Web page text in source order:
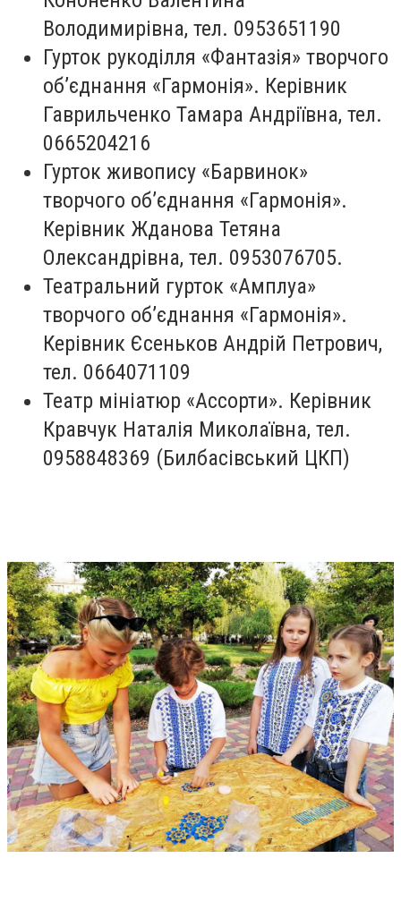
Володимирівна, тел. 0953651190
Гурток рукоділля «Фантазія» творчого
об’єднання «Гармонія». Керівник
Гаврильченко Тамара Андріївна, тел.
0665204216
Гурток живопису «Барвинок»
творчого об’єднання «Гармонія».
Керівник Жданова Тетяна
Олександрівна, тел. 0953076705.
Театральний гурток «Амплуа»
творчого об’єднання «Гармонія».
Керівник Єсеньков Андрій Петрович,
тел. 0664071109
Театр мініатюр «Ассорти». Керівник
Кравчук Наталія Миколаївна, тел.
0958848369 (Билбасівський ЦКП)